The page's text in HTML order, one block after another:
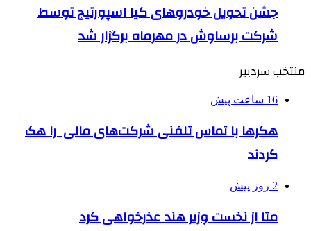
جشن تحویل خودروهای کیا اسپورتیج توسط
شرکت برساوش در مهرماه برگزار شد
منتخب سردبیر
16 ساعت پیش
هکرها با تماس تلفنی شرکت‌های مالی را هک
کردند
2 روز پیش
متا از نخست وزیر هند عذرخواهی کرد